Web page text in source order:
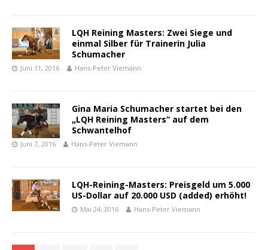
LQH Reining Masters: Zwei Siege und
einmal Silber für Trainerin Julia
Schumacher
Juni 11, 2016 Hans-Peter Viemann
Gina Maria Schumacher startet bei den
„LQH Reining Masters“ auf dem
Schwantelhof
Juni 7, 2016 Hans-Peter Viemann
LQH-Reining-Masters: Preisgeld um 5.000
US-Dollar auf 20.000 USD (added) erhöht!
Mai 24, 2016 Hans-Peter Viemann